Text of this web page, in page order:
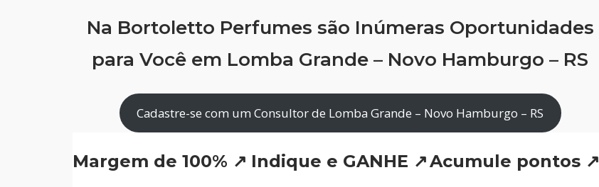
Na Bortoletto Perfumes são Inúmeras Oportunidades
para Você em Lomba Grande – Novo Hamburgo – RS
Cadastre-se com um Consultor de Lomba Grande – Novo Hamburgo – RS
Margem de 100% ↗ Indique e GANHE ↗Acumule pontos ↗